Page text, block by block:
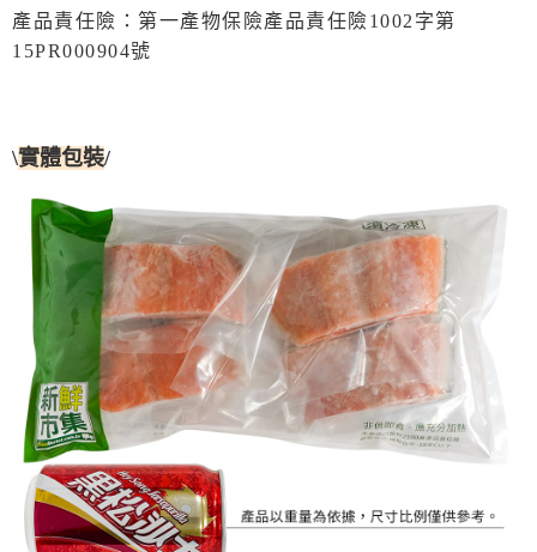
產品責任險：第一產物保險產品責任險1002字第
15PR000904號
\實體包裝/